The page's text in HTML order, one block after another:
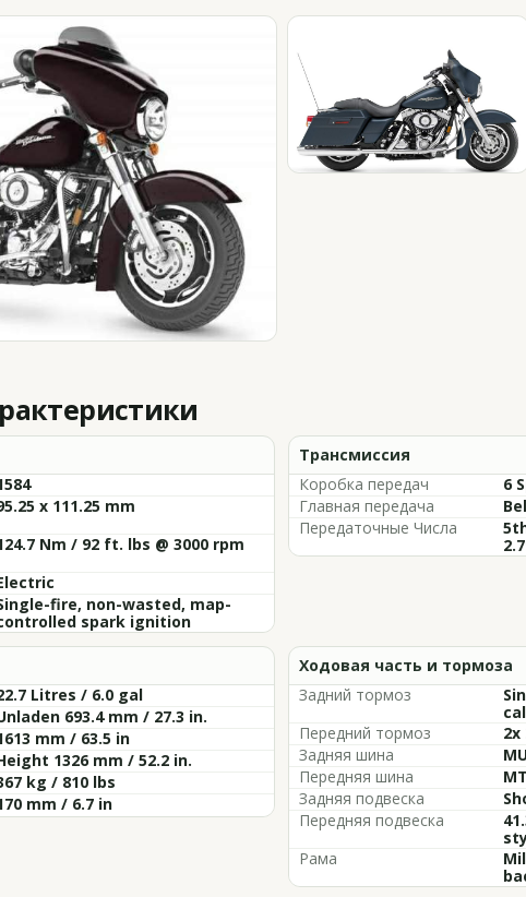
x 111.25 mm
Nm / 92 ft. lbs @ 3000 rpm
fire, non-wasted, map-
spark ignition
Трансмиссия
Коробка передач
6
Главная передача
Передаточные Числа
Litres / 6.0 gal
693.4 mm / 27.3 in.
mm / 63.5 in
1326 mm / 52.2 in.
kg / 810 lbs
mm / 6.7 in
Ходовая часть и тормоза
Задний тормоз
Передний тормоз
Задняя шина
Передняя шина
Задняя подвеска
Передняя подвеска
Рама